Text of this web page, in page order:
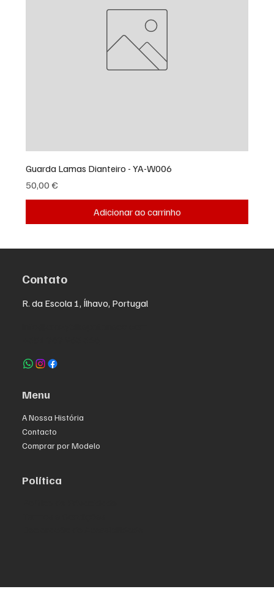
Guarda Lamas Dianteiro - YA-W006
Preço
50,00 €
Adicionar ao carrinho
Contato
R. da Escola 1, Ílhavo, Portugal
Menu
A Nossa História
Contacto
Comprar por Modelo
Política